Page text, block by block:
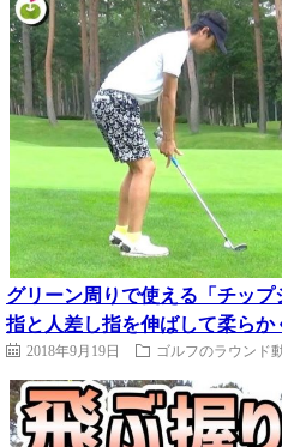
グリーン周りで使える「チッ
指と人差し指を伸ばして柔らか
2018年9月19日 ゴルフのラウンド